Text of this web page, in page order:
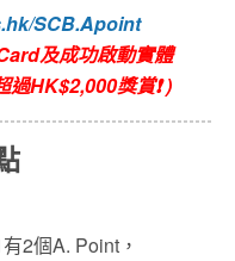
SCB.Apoint
及成功啟動實體
過HK$2,000獎賞❗ )
2個A. Point，